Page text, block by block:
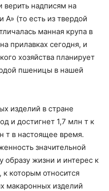
надписям на
А» (то есть из твердой
манная крупа в
прилавках сегодня, и
хозяйства планирует
пшеницы в нашей
изделий в стране
и достигнет 1,7 млн т к
т в настоящее время.
значительной
образу жизни и интерес к
которым относится
макаронных изделий